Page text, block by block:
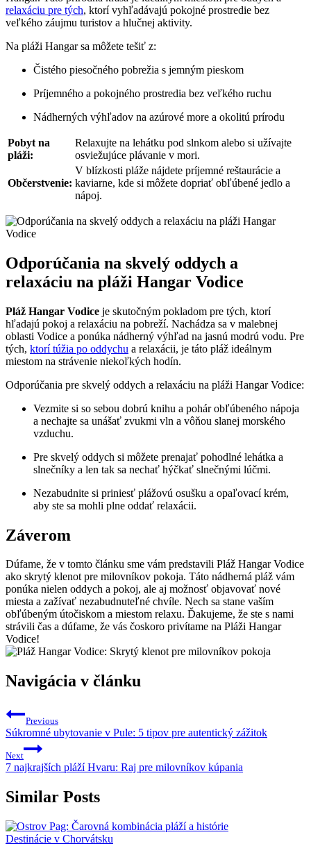
relaxáciu pre tých, ktorí vyhľadávajú pokojné prostredie bez
veľkého záujmu ​turistov a​ hlučnej ⁣aktivity.
Na pláži ‍Hangar sa môžete ‍tešiť z:
Čistého piesočného pobrežia s jemným pieskom
Príjemného a pokojného prostredia bez‌ veľkého ⁢ruchu
Nádherných ‌výhľadov na azúrové more a okolitú prírodu
Pobyt na
pláži:
Relaxujte na lehátku pod slnkom⁣ alebo ⁤si užívajte
osviežujúce plávanie v mori.
Občerstvenie:
V ⁤blízkosti pláže nájdete príjemné reštaurácie a
kaviarne, kde si môžete dopriať obľúbené jedlo a
⁣nápoj.
Odporúčania na ‍skvelý oddych a⁣
relaxáciu na pláži Hangar⁣ Vodice
Pláž Hangar⁤ Vodice je skutočným pokladom​ pre tých, ktorí
‍hľadajú pokoj a relaxáciu na ‌pobreží. ⁤Nachádza sa v malebnej
oblasti Vodice a ponúka nádherný výhľad na jasnú ‌modrú vodu. Pre
tých, ktorí túžia po oddychu a relaxácii, je táto ⁣pláž⁤ ideálnym
miestom na strávenie niekoľkých hodín.
Odporúčania pre skvelý‍ oddych a relaxáciu na ⁤pláži Hangar Vodice:
Vezmite‌ si‍ so⁢ sebou dobrú knihu a pohár obľúbeného⁢ nápoja‌
a nechajte‍ sa unášať zvukmi vln‍ a vôňou slanej‌ morského
vzduchu.
Pre skvelý oddych si môžete prenajať pohodlné ‌lehátka a
slnečníky a len tak ‍sa nechať hýčkať ⁢slnečnými⁢ lúčmi.
Nezabudnite si priniesť plážovú ⁣osušku a opaľovací krém,
aby ste sa mohli plne oddať relaxácii.
Záverom
Dúfame,​ že ⁢v tomto článku sme vám predstavili Pláž Hangar Vodice
ako skrytý klenot pre milovníkov pokoja. Táto nádherná pláž⁣ vám
ponúka nielen oddych a ‌pokoj, ale‌ aj možnosť objavovať nové
miesta a zažívať nezabudnuteľné ⁣chvíle. Nech sa ‍stane vaším
obľúbeným útočiskom a⁣ miestom relaxu. ⁣Ďakujeme, že‌ ste ⁣s⁣ nami
strávili čas ‍a ‍dúfame, že vás čoskoro privítame na Pláži‍ Hangar
Vodice!
Navigácia v článku
Previous
Súkromné ubytovanie v Pule: 5 tipov pre autentický zážitok
Next
7 najkrajších pláží Hvaru: Raj pre milovníkov kúpania
Similar Posts
Destinácie v Chorvátsku